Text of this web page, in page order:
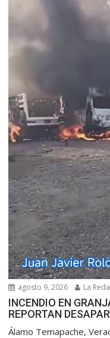
agosto 9, 2026 La
INCENDIO EN
REPORTAN
Álamo Temapache,